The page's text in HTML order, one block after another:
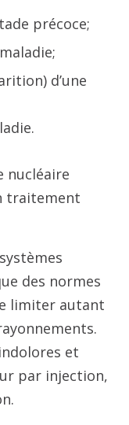
précoce;
d’une
nucléaire
traitement
des normes
limiter autant
et
par injection,